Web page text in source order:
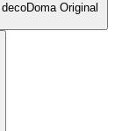
decoDoma Original